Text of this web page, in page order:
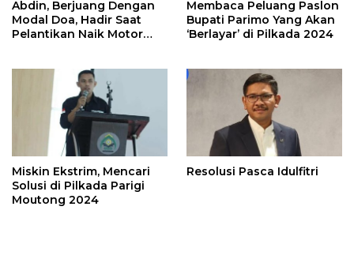
Abdin, Berjuang Dengan
Modal Doa, Hadir Saat
Pelantikan Naik Motor
Membaca Peluang Paslon
Bupati Parimo Yang Akan
‘Berlayar’ di Pilkada 2024
Miskin Ekstrim, Mencari
Solusi di Pilkada Parigi
Moutong 2024
Resolusi Pasca Idulfitri